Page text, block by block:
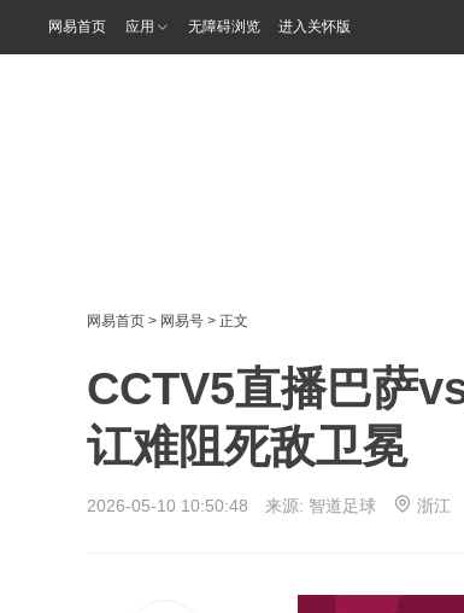
网易首页 应用 无障碍浏览 进入关怀版
网易首页 > 网易号 > 正文
CCTV5直播巴萨
讧难阻死敌卫冕
2026-05-10 10:50:48 来源: 智道足球 浙江